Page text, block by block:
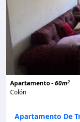
Apartamento -60m2
Colón
Apartamento De